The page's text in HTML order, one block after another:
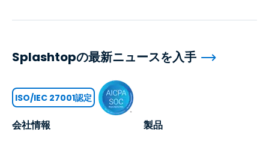
会社情報 製品
Splashtopの最新ニュースを入手
ISO/IEC 27001認定